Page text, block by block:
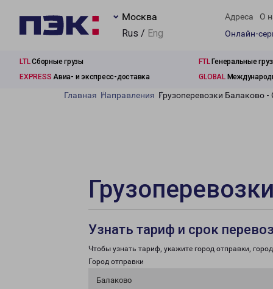
Москва
Rus / Eng
Адреса О
Онлайн-
LTLСборные грузы FTLГенеральные
EXPRESS Авиа- и экспресс-доставка GLOBAL
Главная Направления Грузоперевозки Балаково
Узнать тариф и срок
Чтобы узнать тариф, укажите город отправки,
Город отправки
Балаково